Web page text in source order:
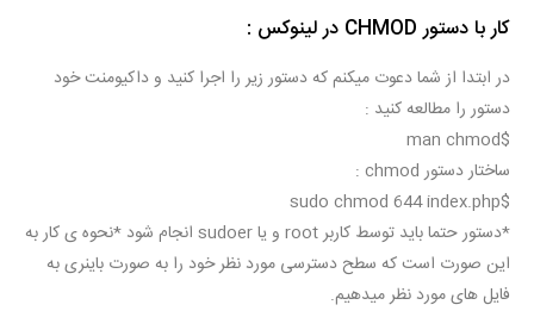
کار با دستور CHMOD در لینوکس :
در ابتدا از شما دعوت میکنم که دستور زیر را اجرا کنید و داکیومنت خود
دستور را مطالعه کنید :
$man
chmod
ساختار دستور chmod :
$sudo
chmod 644 index.php
*دستور حتما باید توسط کاربر root و یا sudoer انجام شود *نحوه ی کار به
این صورت است که سطح دسترسی مورد نظر خود را به صورت باینری به
فایل های مورد نظر میدهیم.